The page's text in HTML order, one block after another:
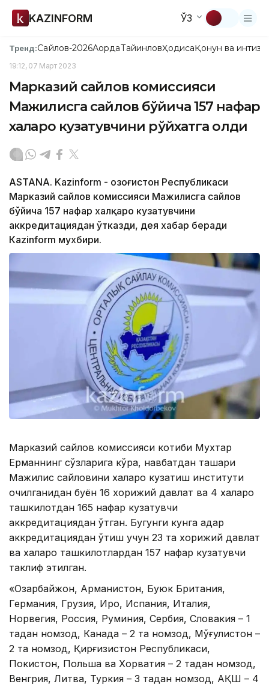
KAZINFORM ЎЗ
Тренд:Сайлов-2026АқордаТайинловҲодисаҚонун ва
19:12, 07 Март 2023
Марказий сайлов комиссияси
Мажилисга сайлов бўйича 157 нафар
халқаро кузатувчини рўйхатга олди
ASTANА. Kazinform - Қозоғистон Республикаси
Марказий сайлов комиссияси Мажилисга сайлов
бўйича 157 нафар халқаро кузатувчини
аккредитациядан ўтказди, дея хабар беради
Кazinform мухбири.
Марказий сайлов комиссияси котиби Мухтар
Ерманнинг сўзларига кўра, навбатдан ташқари
Мажилис сайловини халқаро кузатиш институти
очилганидан буён 16 хорижий давлат ва 4 халқаро
ташкилотдан 165 нафар кузатувчи
аккредитациядан ўтган. Бугунги кунга қадар
аккредитациядан ўтиш учун 23 та хорижий давлат
ва халқаро ташкилотлардан 157 нафар кузатувчи
таклиф этилган.
«Озарбайжон, Арманистон, Буюк Британия,
Германия, Грузия, Ироқ, Испания, Италия,
Норвегия, Россия, Руминия, Сербия, Словакия – 1
тадан номзод, Канада – 2 та номзод, Мўғулистон –
2 та номзод, Қирғизистон Республикаси,
Покистон, Польша ва Хорватия – 2 тадан номзод,
Венгрия, Литва, Туркия – 3 тадан номзод, АҚШ – 4